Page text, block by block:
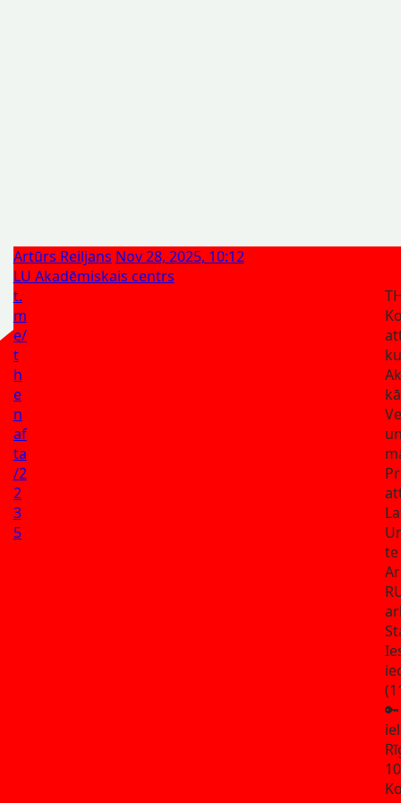
Artūrs Reiljans Nov 28, 2025, 10:12
LU Akadēmiskais centrs
t.
m
e/
t
h
e
n
af
ta
/2
2
3
5
te